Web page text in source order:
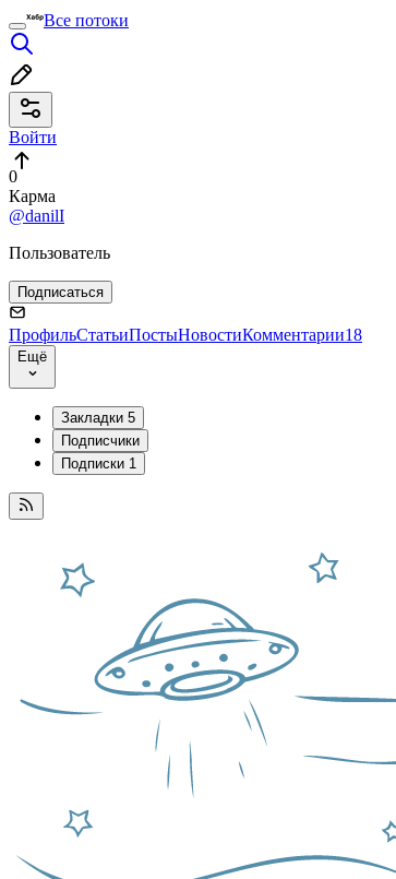
Все потоки
Войти
0
Карма
@danilI
Пользователь
Подписаться
ПрофильСтатьиПостыНовостиКомментарии18
Ещё
Закладки 5
Подписчики
Подписки 1